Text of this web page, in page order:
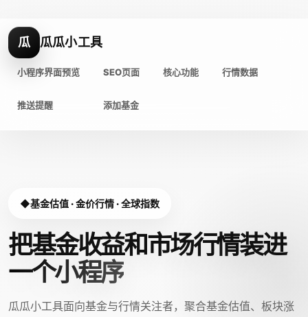
瓜 瓜瓜小工具
小程序界面预览 SEO页面 核心功能 行情数据
推送提醒 添加基金
基金估值 · 金价行情 · 全球指数
把基金收益和市场行情装进
一个小程序
瓜瓜小工具面向基金与行情关注者，聚合基金估值、板块涨